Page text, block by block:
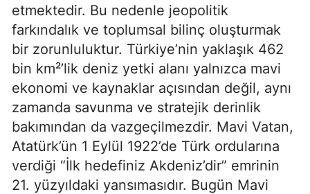
etmektedir. Bu nedenle jeopolitik
farkındalık ve toplumsal bilinç oluşturmak
bir zorunluluktur. Türkiye’nin yaklaşık 462
bin km²’lik deniz yetki alanı yalnızca mavi
ekonomi ve kaynaklar açısından değil, aynı
zamanda savunma ve stratejik derinlik
bakımından da vazgeçilmezdir. Mavi Vatan,
Atatürk’ün 1 Eylül 1922’de Türk ordularına
verdiği “İlk hedefiniz Akdeniz’dir” emrinin
21. yüzyıldaki yansımasıdır. Bugün Mavi